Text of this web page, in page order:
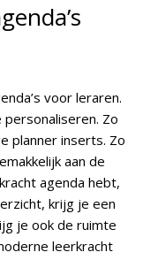
voor leraren.
personaliseren. Zo
planner inserts. Zo
aan de
agenda hebt,
krijg je een
je ook de ruimte
leerkracht